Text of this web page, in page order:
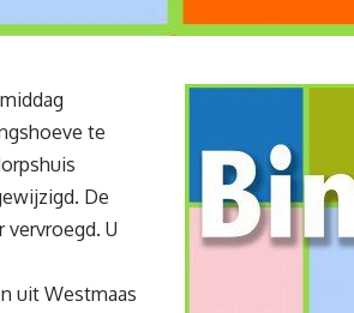
te
De
vervroegd. U
uit Westmaas